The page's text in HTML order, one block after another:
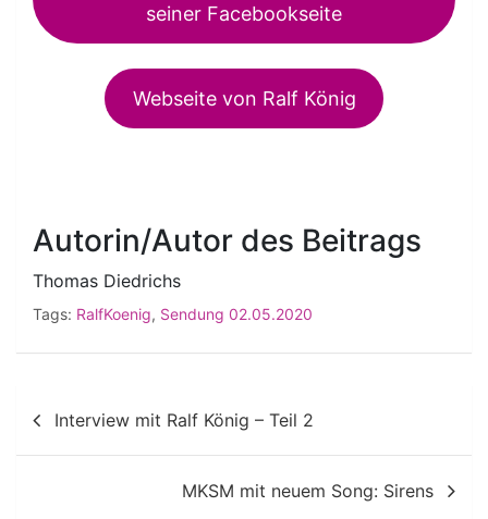
seiner Facebookseite
Webseite von Ralf König
Autorin/Autor des Beitrags
Thomas Diedrichs
Tags: RalfKoenig, Sendung 02.05.2020
Beitragsnavigation
Interview mit Ralf König – Teil 2
MKSM mit neuem Song: Sirens